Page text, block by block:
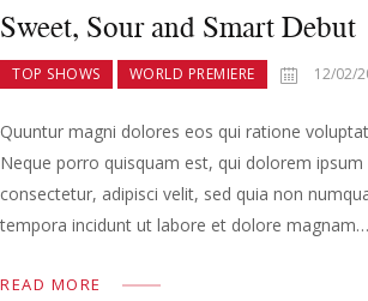
Sweet, Sour and Smart Debut
TOP SHOWS WORLD PREMIERE 12/02/
Quuntur magni dolores eos qui ratione
Neque porro quisquam est, qui dolorem
consectetur, adipisci velit, sed quia non
tempora incidunt ut labore et dolore magnam…
READ MORE